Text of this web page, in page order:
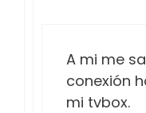
A mi me
conexión
mi tvbox.